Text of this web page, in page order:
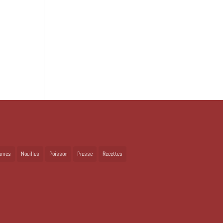
Nouilles Poisson Presse Recettes